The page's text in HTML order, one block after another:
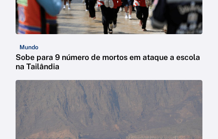
Mundo
Sobe para 9 número de mortos em ataque a escola
na Tailândia